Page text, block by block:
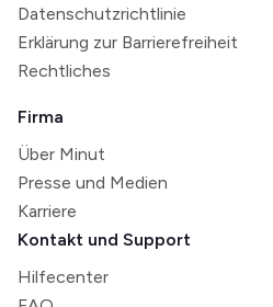
Datenschutzrichtlinie
Erklärung zur Barrierefreiheit
Rechtliches
Firma
Über Minut
Presse und Medien
Karriere
Kontakt und Support
Hilfecenter